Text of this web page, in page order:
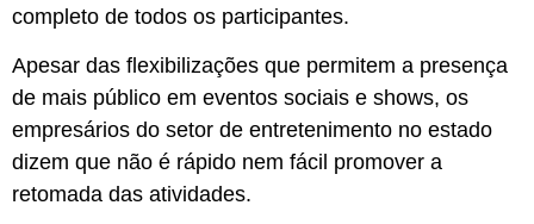
completo de todos os participantes.
Apesar das flexibilizações que permitem a presença
de mais público em eventos sociais e shows, os
empresários do setor de entretenimento no estado
dizem que não é rápido nem fácil promover a
retomada das atividades.